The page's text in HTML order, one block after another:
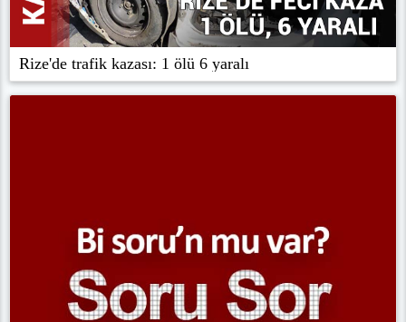
Rize'de trafik kazası: 1 ölü 6 yaralı